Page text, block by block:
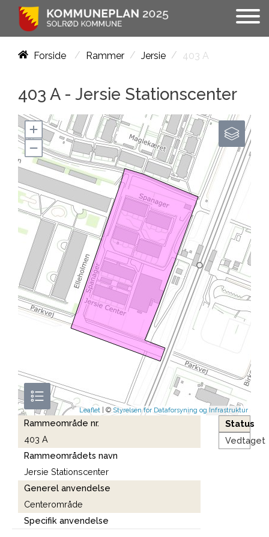
Forside / Rammer / Jersie / 403 A
403 A - Jersie Stationscenter
Leaflet | © Styrelsen for Dataforsyning og Infrastruktur
Rammeområde nr.
403 A
Rammeområdets navn
Jersie Stationscenter
Generel anvendelse
Centerområde
Specifik anvendelse
Status
Vedtaget